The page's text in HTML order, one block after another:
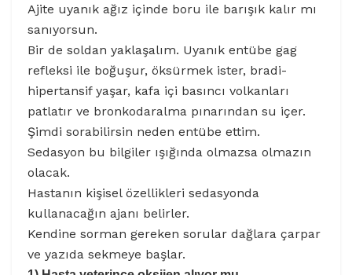
Ajite uyanık ağız içinde boru ile barışık kalır mı
sanıyorsun.
Bir de soldan yaklaşalım. Uyanık entübe gag
refleksi ile boğuşur, öksürmek ister, bradi-
hipertansif yaşar, kafa içi basıncı volkanları
patlatır ve bronkodaralma pınarından su içer.
Şimdi sorabilirsin neden entübe ettim.
Sedasyon bu bilgiler ışığında olmazsa olmazın
olacak.
Hastanın kişisel özellikleri sedasyonda
kullanacağın ajanı belirler.
Kendine sorman gereken sorular dağlara çarpar
ve yazıda sekmeye başlar.